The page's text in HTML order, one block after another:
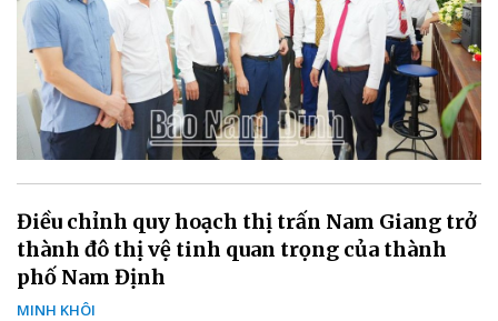
Điều chỉnh quy hoạch thị trấn Nam Giang trở
thành đô thị vệ tinh quan trọng của thành
phố Nam Định
MINH KHÔI